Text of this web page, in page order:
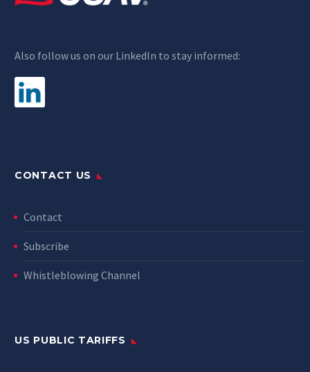
Also follow us on our LinkedIn to stay informed:
CONTACT US
Contact
Subscribe
Whistleblowing Channel
US PUBLIC TARIFFS